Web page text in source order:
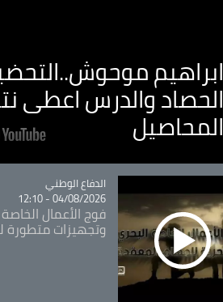
ابراهيم
الحصاد والدرس اعطى
المحاصيل
Catégorie
الدفاع الوطني
04/08/2026 - 12:10
فوج الأعمال
وتجهيزات متطورة